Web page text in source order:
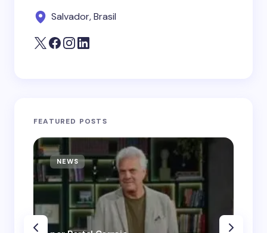
Salvador, Brasil
FEATURED POSTS
NEWS